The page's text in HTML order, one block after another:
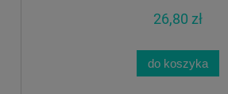
26,80 zł
do koszyka